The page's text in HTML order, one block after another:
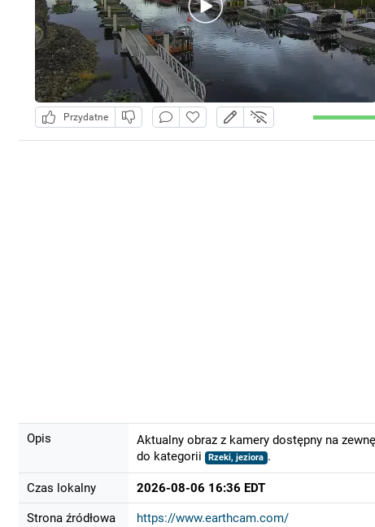
Przydatne
Opis
Aktualny obraz z kamery dostępny na
do kategorii
Rzeki, jeziora .
Czas lokalny 2026-08-06 16:36 EDT
Strona źródłowa https://www.earthcam.com/